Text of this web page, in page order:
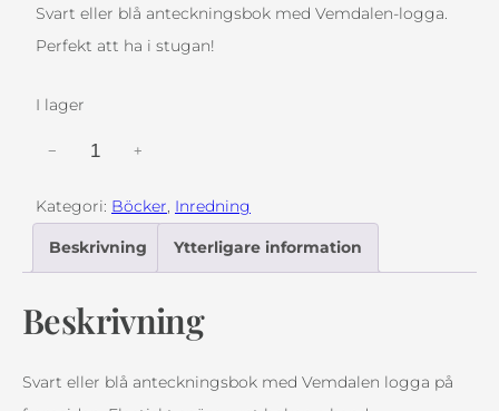
t
u
u
g
l
i
g
t
n
d
r
Svart eller blå anteckningsbok med Vemdalen-logga.
Perfekt att ha i stugan!
I lager
m
l
n
− +
Kategori: Böcker, Inredning
Beskrivning Ytterligare information
Beskrivning
Svart eller blå anteckningsbok med Vemdalen logga på